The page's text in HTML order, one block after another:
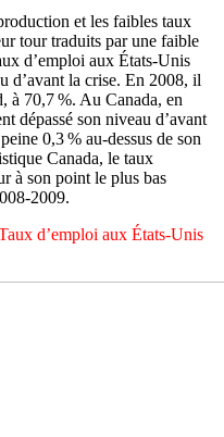
et les faibles taux
tour traduits par une faible
d’emploi aux États-Unis
d’avant la crise. En 2008, il
à 70,7 %. Au Canada, en
dépassé son niveau d’avant
0,3 % au-dessus de son
Canada, le taux
à son point le plus bas
2009.
d’emploi aux États-Unis